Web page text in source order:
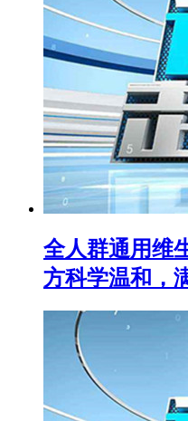
全人群通用维
方科学温和，